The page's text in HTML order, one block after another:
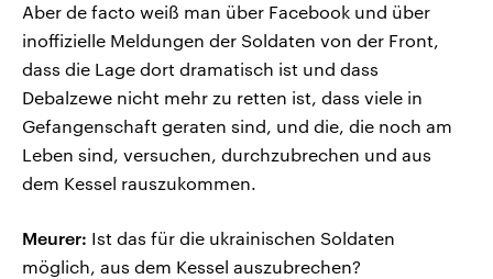
Aber de facto weiß man über Facebook und über
inoffizielle Meldungen der Soldaten von der Front,
dass die Lage dort dramatisch ist und dass
Debalzewe nicht mehr zu retten ist, dass viele in
Gefangenschaft geraten sind, und die, die noch am
Leben sind, versuchen, durchzubrechen und aus
dem Kessel rauszukommen.
Meurer: Ist das für die ukrainischen Soldaten
möglich, aus dem Kessel auszubrechen?